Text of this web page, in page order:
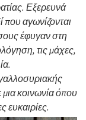
Εξερευνά
που αγωνίζονται
έφυγαν στη
τις μάχες,
κοινωνία όπου
ευκαιρίες.